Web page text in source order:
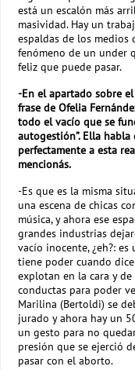
está un escalón más
masividad. Hay un
espaldas de los
fenómeno de un under
feliz que puede pasar.
-En el apartado sobre
frase de Ofelia
todo el vacío que se
autogestión”. Ella
perfectamente a esta
mencionás.
-Es que es la misma
una escena de chicas
música, y ahora ese
grandes industrias
vacío inocente, ¿eh?:
tiene poder cuando
explotan en la cara y
conductas para poder
Marilina (Bertoldi) se
jurado y ahora hay un
un gesto para no
presión que se ejerció
pasar con el aborto.